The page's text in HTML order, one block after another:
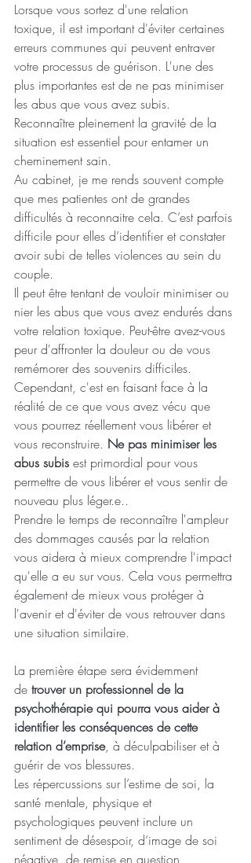
Lorsque vous sortez d'une relation
toxique, il est important d'éviter certaines
erreurs communes qui peuvent entraver
votre processus de guérison. L'une des
plus importantes est de ne pas minimiser
les abus que vous avez subis.
Reconnaître pleinement la gravité de la
situation est essentiel pour entamer un
cheminement sain.
Au cabinet, je me rends souvent compte
que mes patientes ont de grandes
difficultés à reconnaitre cela. C’est parfois
difficile pour elles d’identifier et constater
avoir subi de telles violences au sein du
couple.
Il peut être tentant de vouloir minimiser ou
nier les abus que vous avez endurés dans
votre relation toxique. Peut-être avez-vous
peur d'affronter la douleur ou de vous
remémorer des souvenirs difficiles.
Cependant, c'est en faisant face à la
réalité de ce que vous avez vécu que
vous pourrez réellement vous libérer et
vous reconstruire. Ne pas minimiser les
abus subis est primordial pour vous
permettre de vous libérer et vous sentir de
nouveau plus léger.e..
Prendre le temps de reconnaître l'ampleur
des dommages causés par la relation
vous aidera à mieux comprendre l'impact
qu'elle a eu sur vous. Cela vous permettra
également de mieux vous protéger à
l'avenir et d'éviter de vous retrouver dans
une situation similaire.
La première étape sera évidemment
de trouver un professionnel de la
psychothérapie qui pourra vous aider à
identifier les conséquences de cette
relation d’emprise, à déculpabiliser et à
guérir de vos blessures.
Les répercussions sur l’estime de soi, la
santé mentale, physique et
psychologiques peuvent inclure un
sentiment de désespoir, d’image de soi
négative, de remise en question